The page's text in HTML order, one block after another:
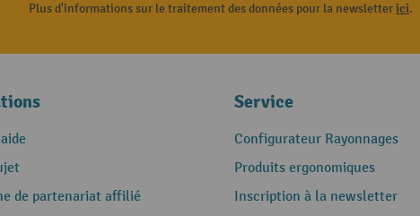
Plus d'informations sur le traitement des données pour la newsletterici.
de partenariat affilié
Service
Configurateur Rayonnages
Produits ergonomiques
Inscription à la newsletter